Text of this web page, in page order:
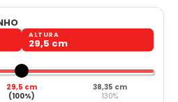
ALTURA
29,5 cm
29,5 cm
(100%)
38,35 cm
130%